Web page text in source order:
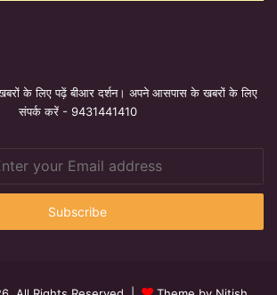
के लिए पढ़ें बीआर दर्शन। अपने आसपास के खबरों के लिए
संपर्क करें - 9431441410